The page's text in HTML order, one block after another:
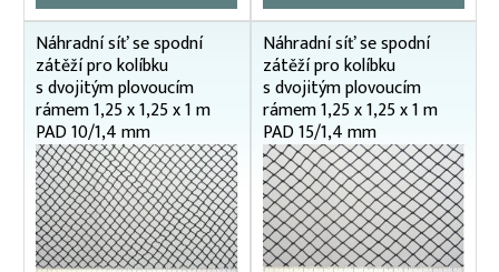
Planktonové (uhelonové) vybavení
Podložní sítě
Pomocné rybářské vybavení
Prubní ploty
Přebírka kaprová
Přepínací ploty
Přepravní bedny na ryby
Náhradní síť se spodní
zátěží pro kolíbku
s dvojitým plovoucím
rámem 1,25 x 1,25 x 1 m
PAD 10/1,4 mm
Náhradní síť se spodní
zátěží pro kolíbku
s dvojitým plovoucím
rámem 1,25 x 1,25 x 1 m
PAD 15/1,4 mm